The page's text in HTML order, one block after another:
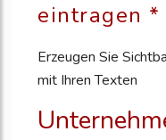
eintragen *
Erzeugen Sie
mit Ihren Texten